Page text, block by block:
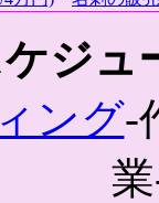
ジュ
ング-